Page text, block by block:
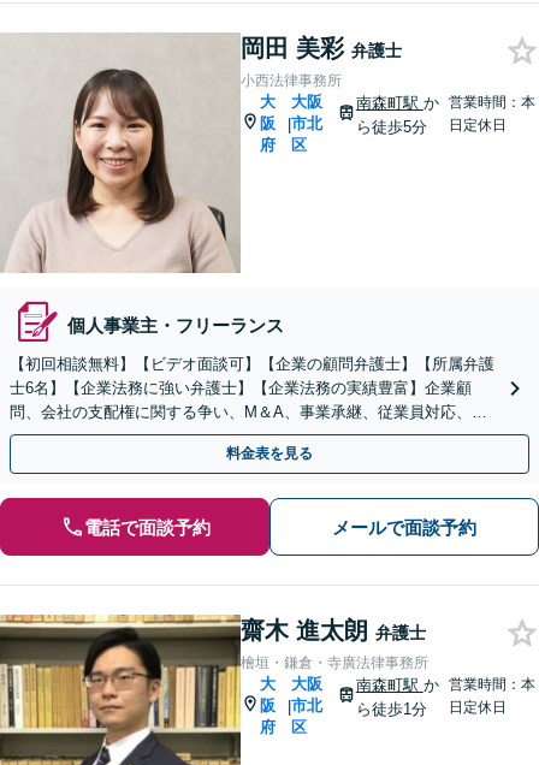
岡田 美彩 弁護士
小西法律事務所
大
阪
府
|
大阪
市北
区
南森町駅 か
ら徒歩5分
営業時間：本
日定休日
個人事業主・フリーランス
【初回相談無料】【ビデオ面談可】【企業の顧問弁護士】【所属弁護
士6名】【企業法務に強い弁護士】【企業法務の実績豊富】企業顧
問、会社の支配権に関する争い、M＆A、事業承継、従業員対応、取
引先とトラブル、債権回収等につき豊富な対応実績
料金表を見る
電話で面談予約 メールで面談予約
齋木 進太朗 弁護士
檜垣・鎌倉・寺廣法律事務所
大
阪
府
|
大阪
市北
区
南森町駅 か
ら徒歩1分
営業時間：本
日定休日